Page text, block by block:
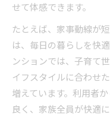
せて体感できます。
たとえば、家事動線が
は、毎日の暮らしを快
ンションでは、子育て
イフスタイルに合わせ
増えています。利用者
良く、家族全員が快適